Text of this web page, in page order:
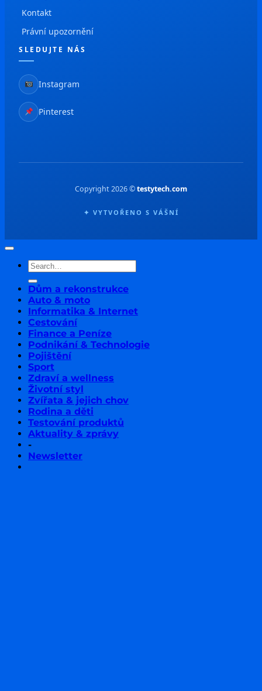
Kontakt
Právní upozornění
SLEDUJTE NÁS
Instagram
Pinterest
Copyright 2026 ©testytech.com
✦ VYTVOŘENO S VÁŠNÍ
Dům a rekonstrukce
Auto & moto
Informatika & Internet
Cestování
Finance a Peníze
Podnikání & Technologie
Pojištění
Sport
Zdraví a wellness
Životní styl
Zvířata & jejich chov
Rodina a děti
Testování produktů
Aktuality & zprávy
-
Newsletter